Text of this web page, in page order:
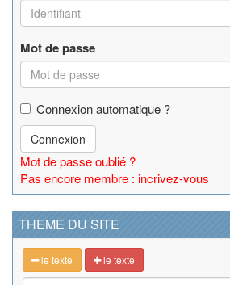
Mot de passe
Connexion automatique ?
Connexion
Mot de passe oublié ?
Pas encore membre : incrivez-vous
THEME DU SITE
le texte le texte